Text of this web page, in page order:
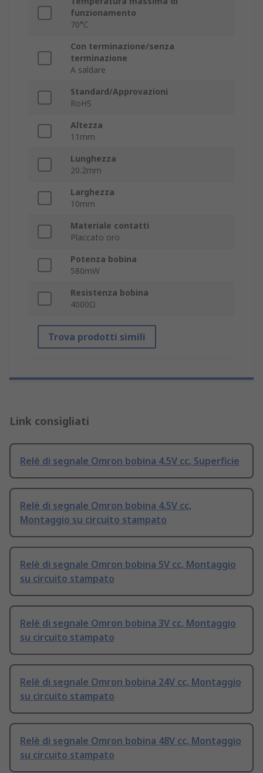
funzionamento
70°C
Con terminazione/senza
terminazione
A saldare
Standard/Approvazioni
RoHS
Altezza
11mm
Lunghezza
20.2mm
Larghezza
10mm
Materiale contatti
Placcato oro
Potenza bobina
580mW
Resistenza bobina
4000Ω
Trova prodotti simili
Link consigliati
Relè di segnale Omron bobina 4.5V cc, Superficie
Relè di segnale Omron bobina 4.5V cc,
Montaggio su circuito stampato
Relè di segnale Omron bobina 5V cc, Montaggio
su circuito stampato
Relè di segnale Omron bobina 3V cc, Montaggio
su circuito stampato
Relè di segnale Omron bobina 24V cc, Montaggio
su circuito stampato
Relè di segnale Omron bobina 48V cc, Montaggio
su circuito stampato